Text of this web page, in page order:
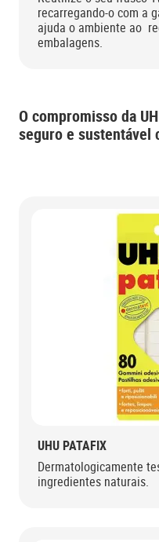
recarregando-o com a
ajuda o ambiente ao
embalagens.
O compromisso da
seguro e sustentável
UHU PATAFIX
Dermatologicamente
ingredientes naturais.